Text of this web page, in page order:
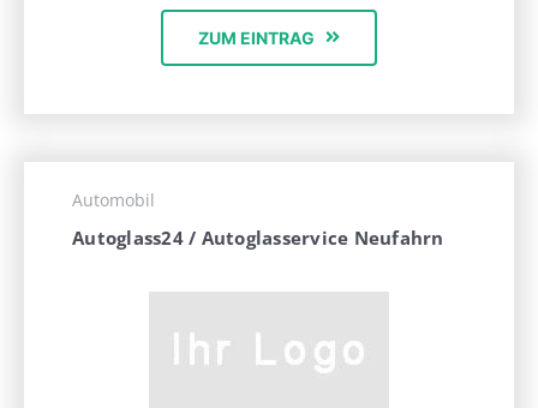
ZUM EINTRAG
Automobil
Autoglass24 / Autoglasservice Neufahrn